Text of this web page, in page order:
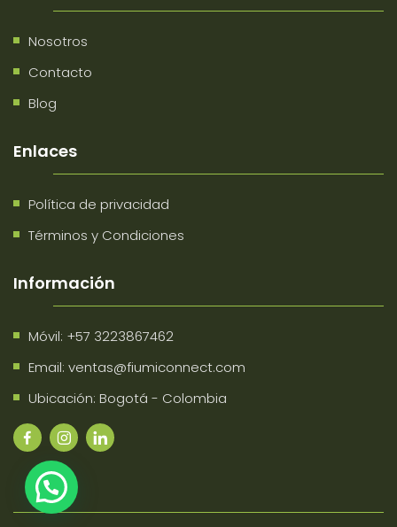
Nosotros
Contacto
Blog
Enlaces
Política de privacidad
Términos y Condiciones
Información
Móvil: +57 3223867462
Email: ventas@fiumiconnect.com
Ubicación: Bogotá - Colombia